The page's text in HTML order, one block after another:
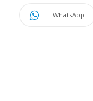
WhatsApp